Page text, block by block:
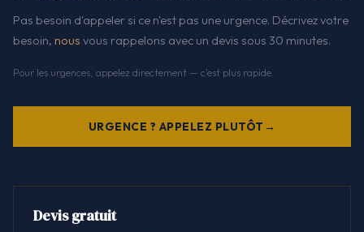
Pas besoin d'appeler si ce n'est pas une urgence. Décrivez votre
besoin, nous vous rappelons avec un devis sous 30 minutes.
Pour les urgences, appelez directement — c'est plus rapide.
URGENCE ? APPELEZ PLUTÔT
Devis gratuit